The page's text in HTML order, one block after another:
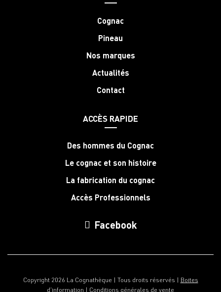
Cognac
Pineau
Nos marques
Actualités
Contact
ACCÈS RAPIDE
Des hommes du Cognac
Le cognac et son histoire
La fabrication du cognac
Accès Professionnels
Facebook
Copyright 2026 La Cognathèque | Tous droits réservés | Boites
d'information | Conditions générales de vente